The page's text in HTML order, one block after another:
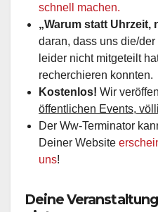
schnell machen.
„Warum statt Uhrzeit,
daran, dass uns die/
leider nicht mitgeteilt
recherchieren konnten.
Kostenlos! Wir
öffentlichen Events,
Der Ww-Terminator
Deiner Website
uns!
Deine